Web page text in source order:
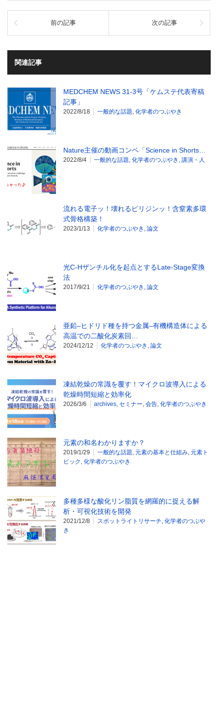
前の記事 次の記事
関連記事
MEDCHEM NEWS 31-3号「ケムステ代表寄稿
記事」
2022/8/18 一般的な話題 化学者のつぶやき
Nature主催の動画コンペ「Science in Shorts…
2022/8/4 一般的な話題 化学者のつぶやき 講演・人
流れる電子ッ！壊れるピリジンッ！含窒素多環
式骨格構築！
2023/1/13 化学者のつぶやき 論文
光C-Hザンチル化を起点とするLate-Stage変換
法
2017/9/21 化学者のつぶやき 論文
亜鉛–ヒドリド種を持つ金属–有機構造体による
高温での二酸化炭素回…
2024/12/12 化学者のつぶやき 論文
凍結乾燥の常識を覆す！マイクロ波導入による
乾燥時間短縮と効率化
2026/3/6 archives セミナー 会告 化学者のつぶやき
元素の和名わかりますか？
2019/1/29 一般的な話題 元素の基本と仕組み 元素ト
ピック 化学者のつぶやき
多種多様な酸化リン脂質を網羅的に捉える解
析・可視化技術を開発
2021/12/8 スポットライトリサーチ 化学者のつぶや
き